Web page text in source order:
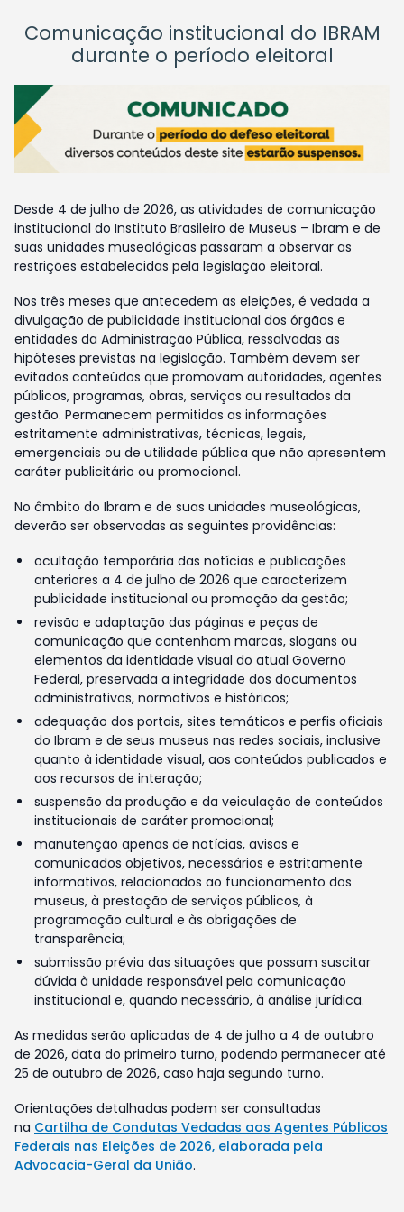
Comunicação institucional do IBRAM
durante o período eleitoral
Desde 4 de julho de 2026, as atividades de comunicação
institucional do Instituto Brasileiro de Museus – Ibram e de
suas unidades museológicas passaram a observar as
restrições estabelecidas pela legislação eleitoral.
Nos três meses que antecedem as eleições, é vedada a
divulgação de publicidade institucional dos órgãos e
entidades da Administração Pública, ressalvadas as
hipóteses previstas na legislação. Também devem ser
evitados conteúdos que promovam autoridades, agentes
públicos, programas, obras, serviços ou resultados da
gestão. Permanecem permitidas as informações
estritamente administrativas, técnicas, legais,
emergenciais ou de utilidade pública que não apresentem
caráter publicitário ou promocional.
No âmbito do Ibram e de suas unidades museológicas,
deverão ser observadas as seguintes providências:
ocultação temporária das notícias e publicações
anteriores a 4 de julho de 2026 que caracterizem
publicidade institucional ou promoção da gestão;
revisão e adaptação das páginas e peças de
comunicação que contenham marcas, slogans ou
elementos da identidade visual do atual Governo
Federal, preservada a integridade dos documentos
administrativos, normativos e históricos;
adequação dos portais, sites temáticos e perfis oficiais
do Ibram e de seus museus nas redes sociais, inclusive
quanto à identidade visual, aos conteúdos publicados e
aos recursos de interação;
suspensão da produção e da veiculação de conteúdos
institucionais de caráter promocional;
manutenção apenas de notícias, avisos e
comunicados objetivos, necessários e estritamente
informativos, relacionados ao funcionamento dos
museus, à prestação de serviços públicos, à
programação cultural e às obrigações de
transparência;
submissão prévia das situações que possam suscitar
dúvida à unidade responsável pela comunicação
institucional e, quando necessário, à análise jurídica.
As medidas serão aplicadas de 4 de julho a 4 de outubro
de 2026, data do primeiro turno, podendo permanecer até
25 de outubro de 2026, caso haja segundo turno.
Orientações detalhadas podem ser consultadas
na Cartilha de Condutas Vedadas aos Agentes Públicos
Federais nas Eleições de 2026, elaborada pela
Advocacia-Geral da União.